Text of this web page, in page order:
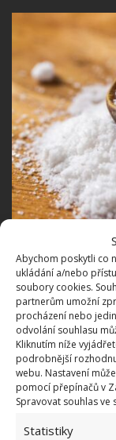
Abychom poskytli co
ukládání a/nebo
soubory cookies.
partnerům umožní
procházení nebo
odvolání souhlasu
Kliknutím níže
podrobnější
webu. Nastavení
pomocí přepínačů v
Spravovat souhlas
Statistiky
Navlhlou sůl
Měla by se sušit
můžete využít